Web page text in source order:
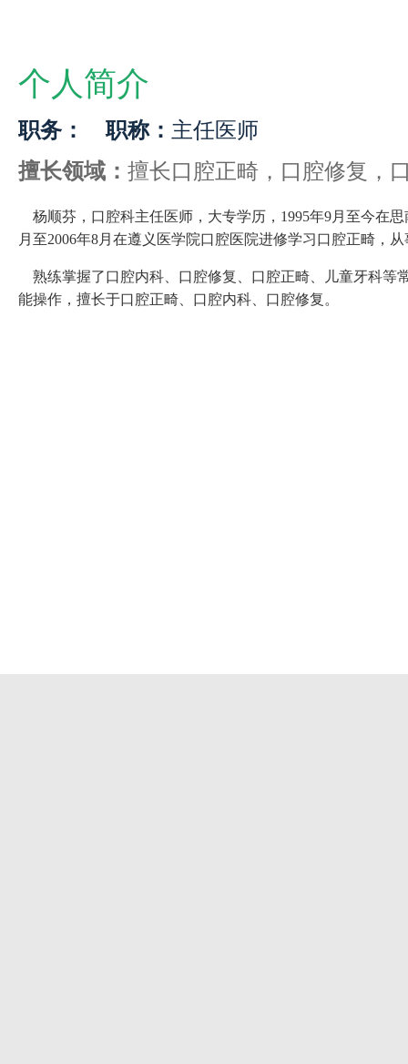
个人简介
职务： 职称： 主任医师
擅长领域： 擅长口腔正畸，口腔修复，
杨顺芬， 口腔科主任医师，大专学历 ， 1995年9月至今在
月至2006年8月在遵义医学院口腔医院进修学习口腔正畸，
熟练掌握了口腔内科、口腔修复、口腔正畸、儿童牙科等
能操作，擅长于口腔正畸、口腔内科、口腔修复。